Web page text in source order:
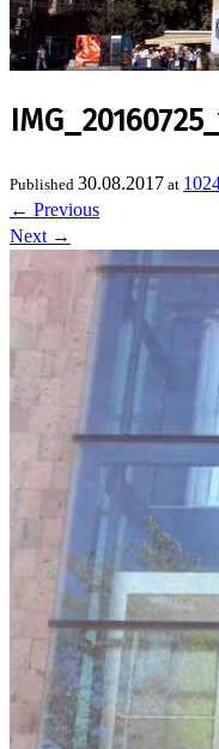
Published 30.08.2017 at
← Previous
Next →